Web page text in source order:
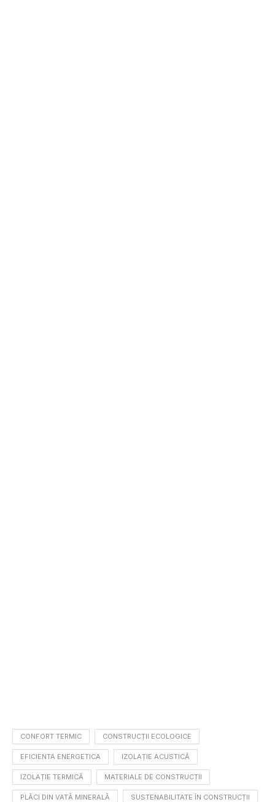
CONFORT TERMIC CONSTRUCȚII ECOLOGICE
EFICIENTA ENERGETICA IZOLAȚIE ACUSTICĂ
IZOLAȚIE TERMICĂ MATERIALE DE CONSTRUCȚII
PLĂCI DIN VATĂ MINERALĂ SUSTENABILITATE ÎN CONSTRUCȚII